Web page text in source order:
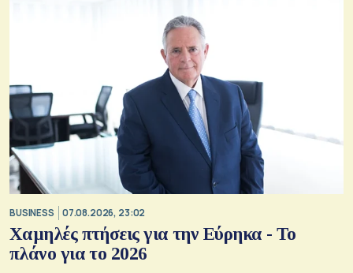
BUSINESS 07.08.2026, 23:02
Χαμηλές πτήσεις για την Εύρηκα - Το
πλάνο για το 2026